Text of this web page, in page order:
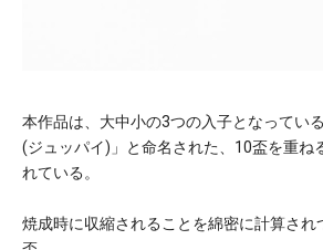
本作品は、大中小の3つの入子となってい
(ジュッパイ)」と命名された、10盃を重ね
れている。
焼成時に収縮されることを綿密に計算され